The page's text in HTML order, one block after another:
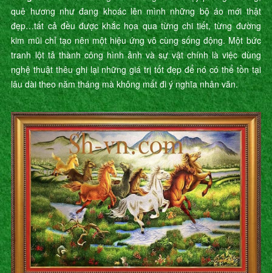
quê hương như đang khoác lên mình những bộ áo mới thật
đẹp…tất cả đều được khắc họa qua từng chi tiết, từng đường
kim mũi chỉ tạo nên một hiệu ứng vô cùng sống động. Một bức
tranh lột tả thành công hình ảnh và sự vật chính là việc dùng
nghệ thuật thêu ghi lại những giá trị tốt đẹp để nó có thể tồn tại
lâu dài theo năm tháng mà không mất đi ý nghĩa nhân văn.